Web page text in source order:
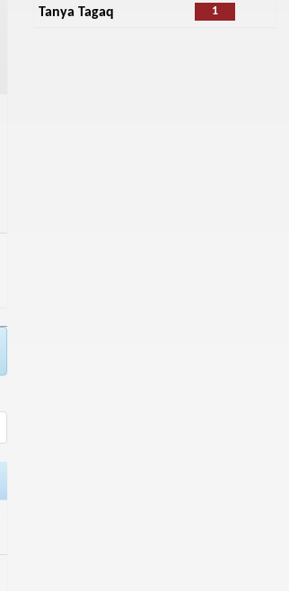
1
Tanya Tagaq